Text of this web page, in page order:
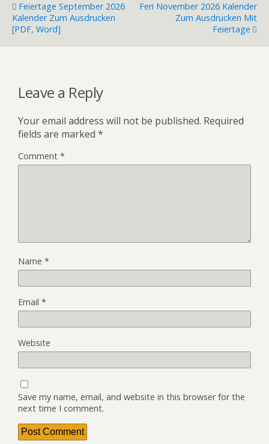
Feiertage September 2026
Kalender Zum Ausdrucken
[PDF, Word]
Feri November 2026 Kalender
Zum Ausdrucken Mit
Feiertage
Leave a Reply
Your email address will not be published. Required
fields are marked *
Comment *
Name *
Email *
Website
Save my name, email, and website in this browser for the
next time I comment.